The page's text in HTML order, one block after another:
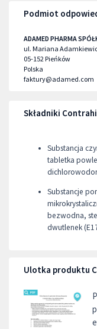
Podmiot
ADAMED PHARMA
ul. Mariana
05-152Pieńków
Polska
faktury@adamed.com
Składniki
Substancja
tabletka
Substancje
bezwodna,
dwutlenek
Ulotka produktu